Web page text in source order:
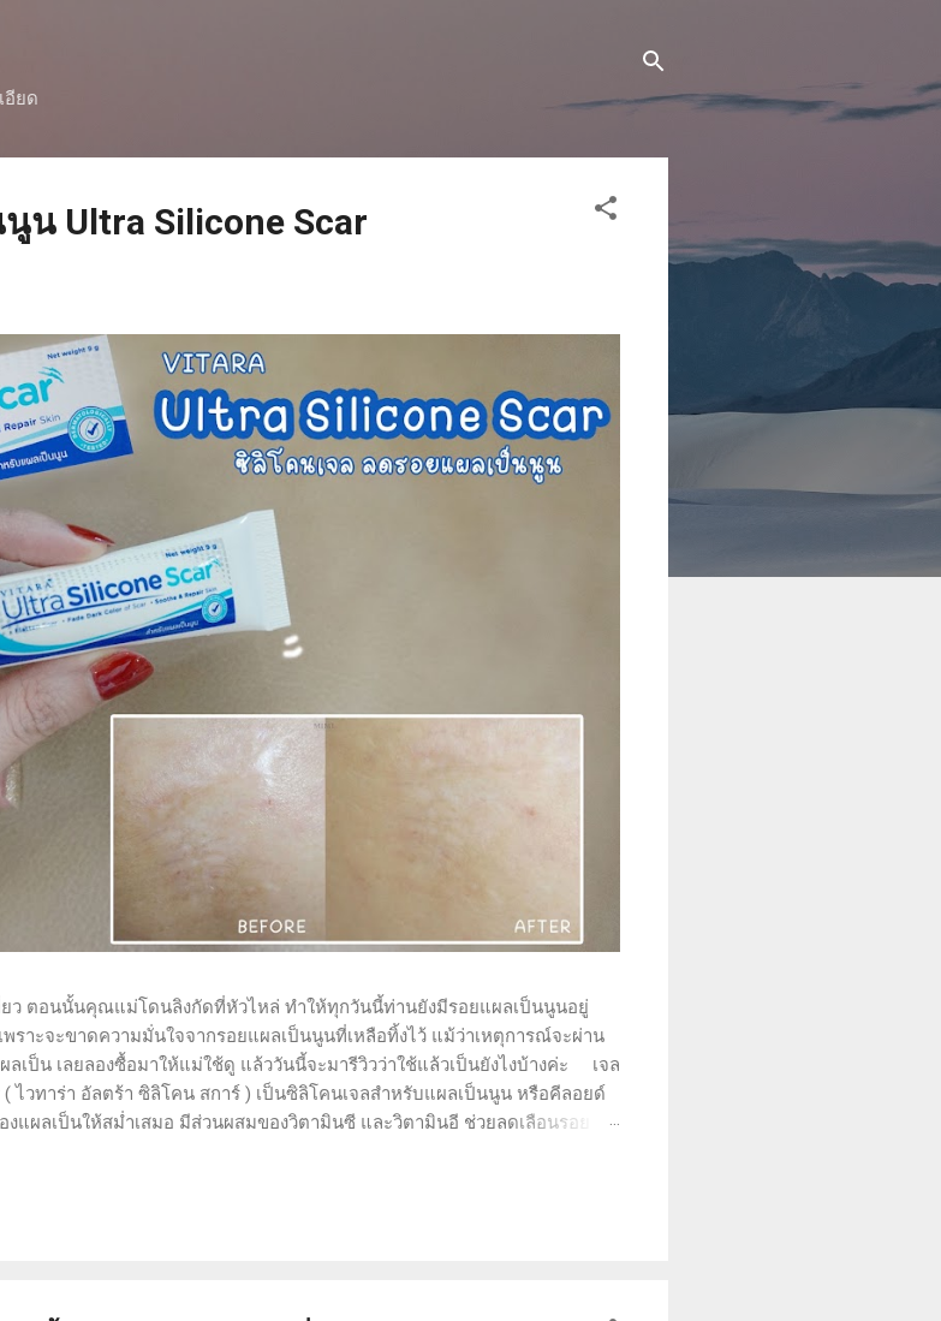
อียด
น Ultra Silicone Scar
ตอนนั้นคุณแม่โดนลิงกัดที่หัวไหล่ ทำให้ทุกวันนี้ท่านยังมีรอยแผลเป็นนูนอยู่
ราะจะขาดความมั่นใจจากรอยแผลเป็นนูนที่เหลือทิ้งไว้ แม้ว่าเหตุการณ์จะผ่าน
เป็น เลยลองซื้อมาให้แม่ใช้ดู แล้ววันนี้จะมารีวิวว่าใช้แล้วเป็นยังไงบ้างค่ะ เจล
( ไวทาร่า อัลตร้า ซิลิโคน สการ์ ) เป็นซิลิโคนเจลสำหรับแผลเป็นนูน หรือคีลอยด์
ผลเป็นให้สม่ำเสมอ มีส่วนผสมของวิตามินซี และวิตามินอี ช่วยลดเลือนรอย
มาณสุทธิ 9 กรัม วิธีใช้ : ทาเจลลงบนแผลเป็นนูน หรือคีลอยด์ และลูบบางๆ ไป
รั้ง เช้า - เย็น ความรู้สึกขณะใช้ : เนื้อเจลเป็นแบบซิล...